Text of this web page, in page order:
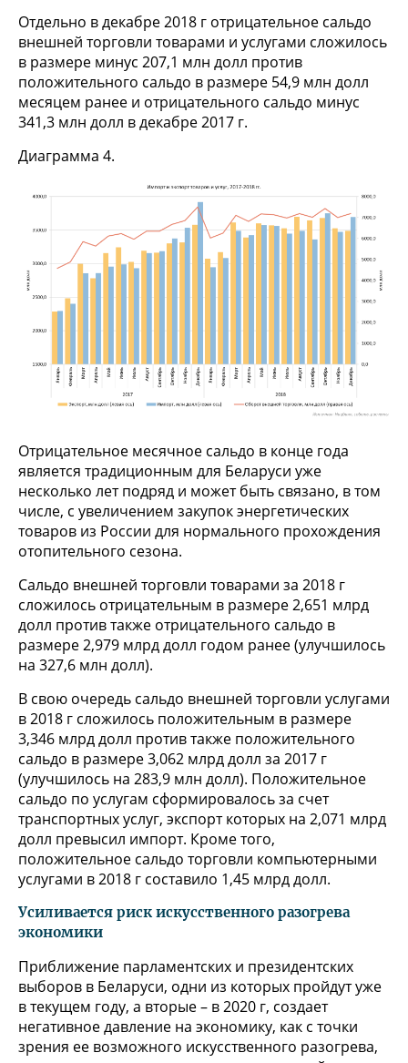
Отдельно в декабре 2018 г отрицательное сальдо
внешней торговли товарами и услугами сложилось
в размере минус 207,1 млн долл против
положительного сальдо в размере 54,9 млн долл
месяцем ранее и отрицательного сальдо минус
341,3 млн долл в декабре 2017 г.
Диаграмма 4.
Отрицательное месячное сальдо в конце года
является традиционным для Беларуси уже
несколько лет подряд и может быть связано, в том
числе, с увеличением закупок энергетических
товаров из России для нормального прохождения
отопительного сезона.
Сальдо внешней торговли товарами за 2018 г
сложилось отрицательным в размере 2,651 млрд
долл против также отрицательного сальдо в
размере 2,979 млрд долл годом ранее (улучшилось
на 327,6 млн долл).
В свою очередь сальдо внешней торговли услугами
в 2018 г сложилось положительным в размере
3,346 млрд долл против также положительного
сальдо в размере 3,062 млрд долл за 2017 г
(улучшилось на 283,9 млн долл). Положительное
сальдо по услугам сформировалось за счет
транспортных услуг, экспорт которых на 2,071 млрд
долл превысил импорт. Кроме того,
положительное сальдо торговли компьютерными
услугами в 2018 г составило 1,45 млрд долл.
Усиливается риск искусственного разогрева
экономики
Приближение парламентских и президентских
выборов в Беларуси, одни из которых пройдут уже
в текущем году, а вторые – в 2020 г, создает
негативное давление на экономику, как с точки
зрения ее возможного искусственного разогрева,